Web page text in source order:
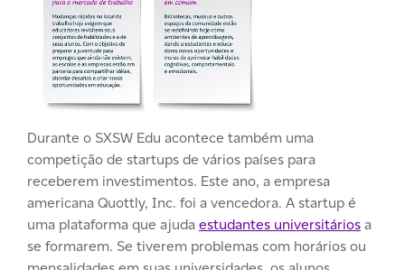
Durante o SXSW Edu acontece também uma
competição de startups de vários países para
receberem investimentos. Este ano, a empresa
americana Quottly, Inc. foi a vencedora. A startup é
uma plataforma que ajuda estudantes universitáriosa
se formarem. Se tiverem problemas com horários ou